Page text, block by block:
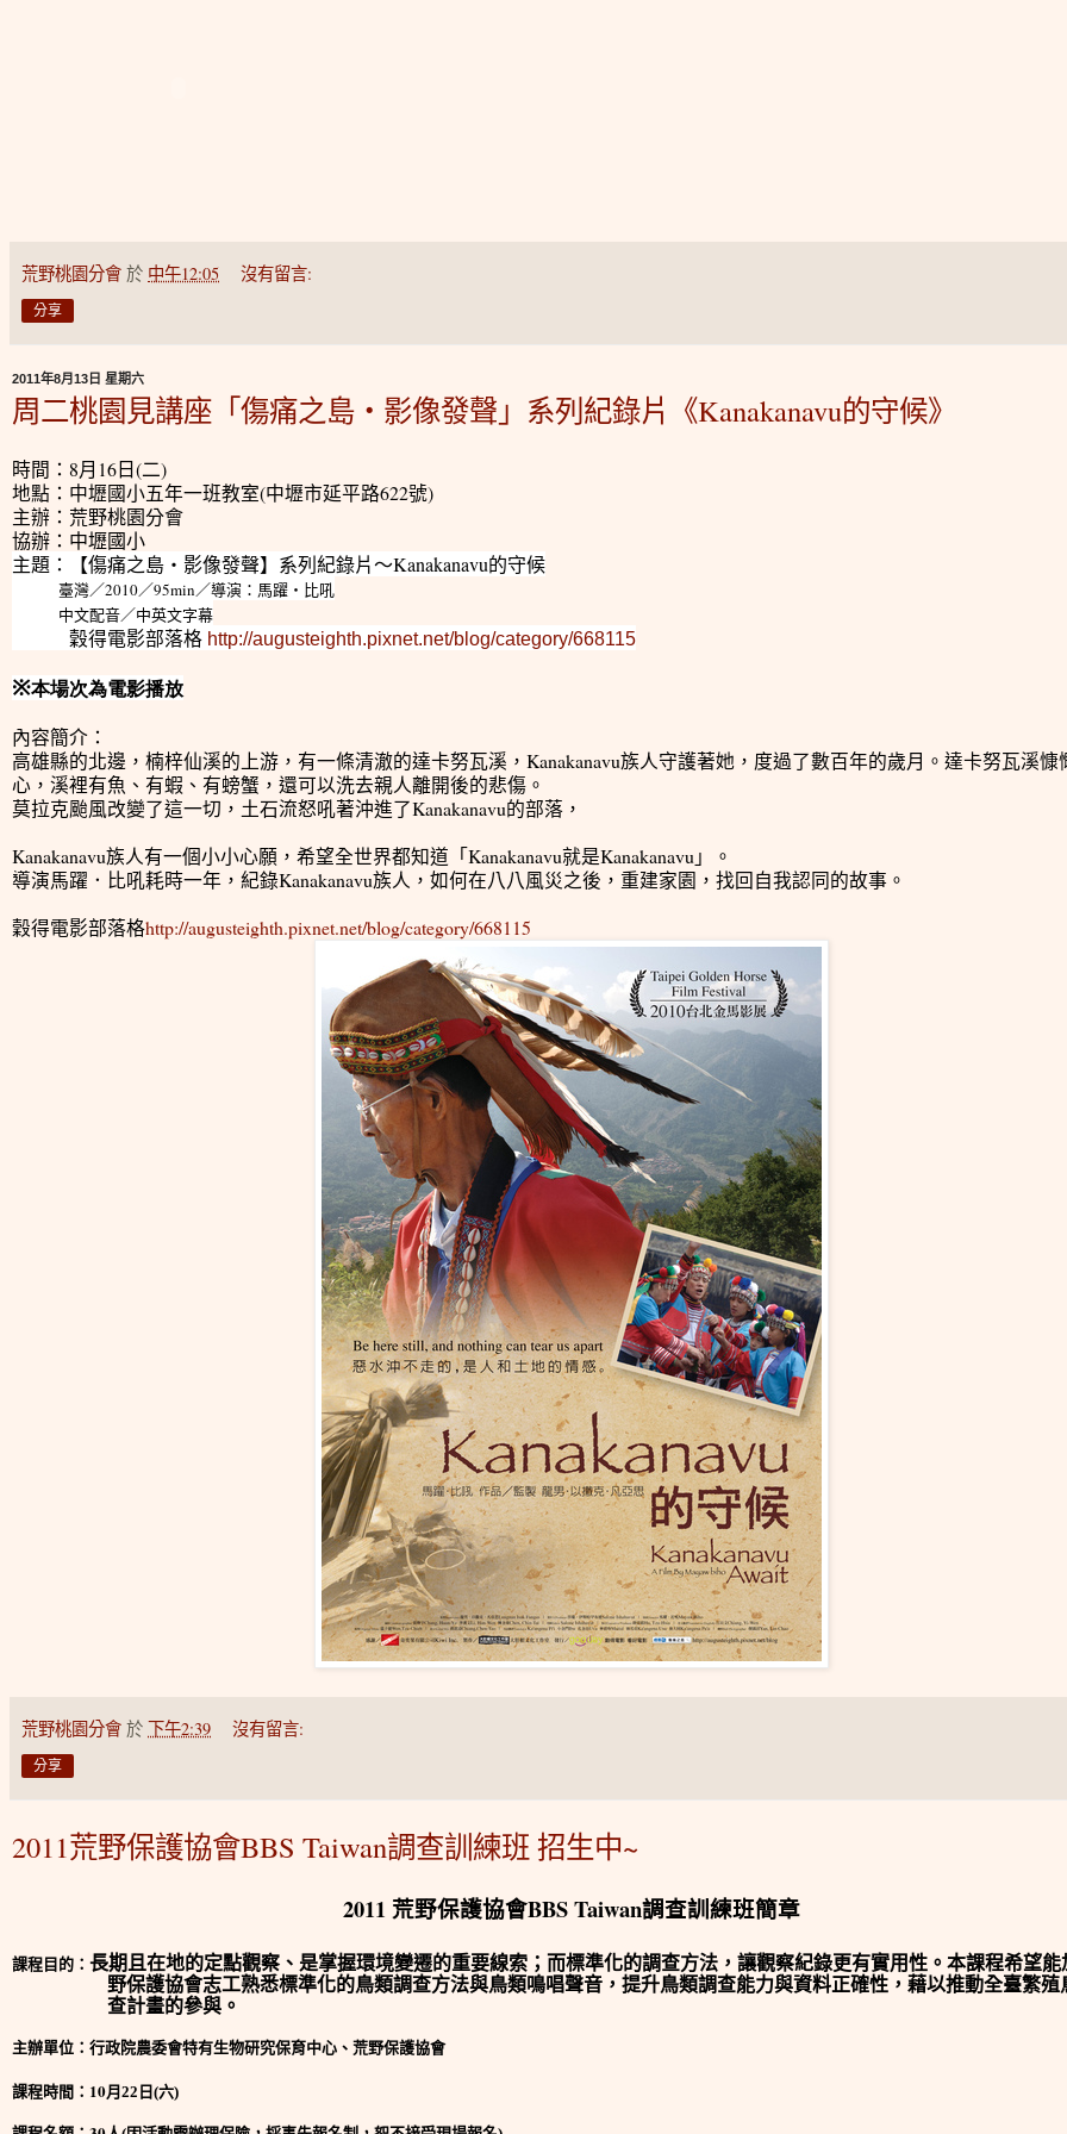
荒野桃園分會 於 中午12:05 沒有留言:
分享
2011年8月13日 星期六
周二桃園見講座「傷痛之島‧影像發聲」系列紀錄片《Kanakanavu的守候》
時間 ： 8月16日(二)
地點 ： 中壢國小五年一班教室(中壢市延平路622號)
主辦 ：荒野桃園分會
協辦：中壢國小
主題：【傷痛之島‧影像發聲】系列紀錄片～Kanakanavu的守候
臺灣／2010／95min／導演：馬躍‧比吼
中文配音／中英文字幕
穀得電影部落格 http://augusteighth.pixnet.net/blog/category/668115
※本場次為電影播放
內容簡介 ：
高雄縣的北邊，楠梓仙溪的上游，有一條清澈的達卡努瓦溪，Kanakanavu族人守護著她，度過了數百年的歲月。達卡努瓦溪慷
心，溪裡有魚、有蝦、有螃蟹，還可以洗去親人離開後的悲傷。
莫拉克颱風改變了這一切，土石流怒吼著沖進了Kanakanavu的部落，
Kanakanavu族人有一個小小心願，希望全世界都知道「Kanakanavu就是Kanakanavu」。
導演馬躍．比吼耗時一年，紀錄Kanakanavu族人，如何在八八風災之後，重建家園，找回自我認同的故事。
穀得電影部落格http://augusteighth.pixnet.net/blog/category/668115
荒野桃園分會 於 下午2:39 沒有留言:
分享
2011荒野保護協會BBS Taiwan調查訓練班 招生中~
2011 荒野保護協會BBS Taiwan調查訓練班簡章
課程目的： 長期且在地的定點觀察、是掌握環境變遷的重要線索；而標準化的調查方法，讓觀察紀錄更有實用性。本課程希望能
野保護協會志工熟悉標準化的鳥類調查方法與鳥類鳴唱聲音，提升鳥類調查能力與資料正確性，藉以推動全臺繁殖
查計畫的參與。
主辦單位：行政院農委會特有生物研究保育中心、 荒野保護協會
課程時間：10月 22 日 (六)